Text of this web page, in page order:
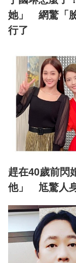
她」 網驚「
行了
趕在40歲前閃
他」 尪驚人身